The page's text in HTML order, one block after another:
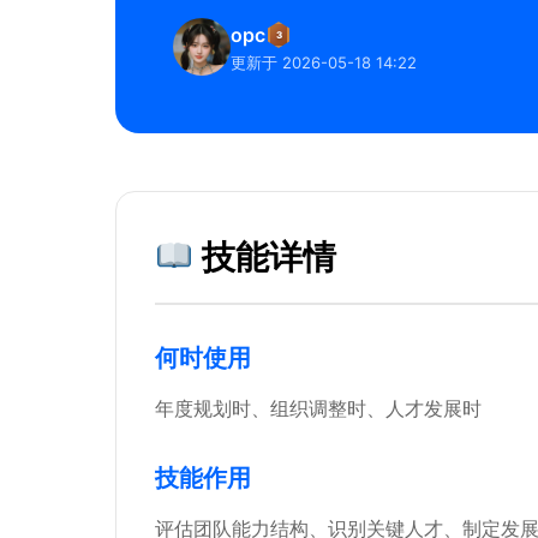
opc 3
更新于 2026-05-18 14:22
技能详情
何时使用
年度规划时、组织调整时、人才发展时
技能作用
评估团队能力结构、识别关键人才、制定发